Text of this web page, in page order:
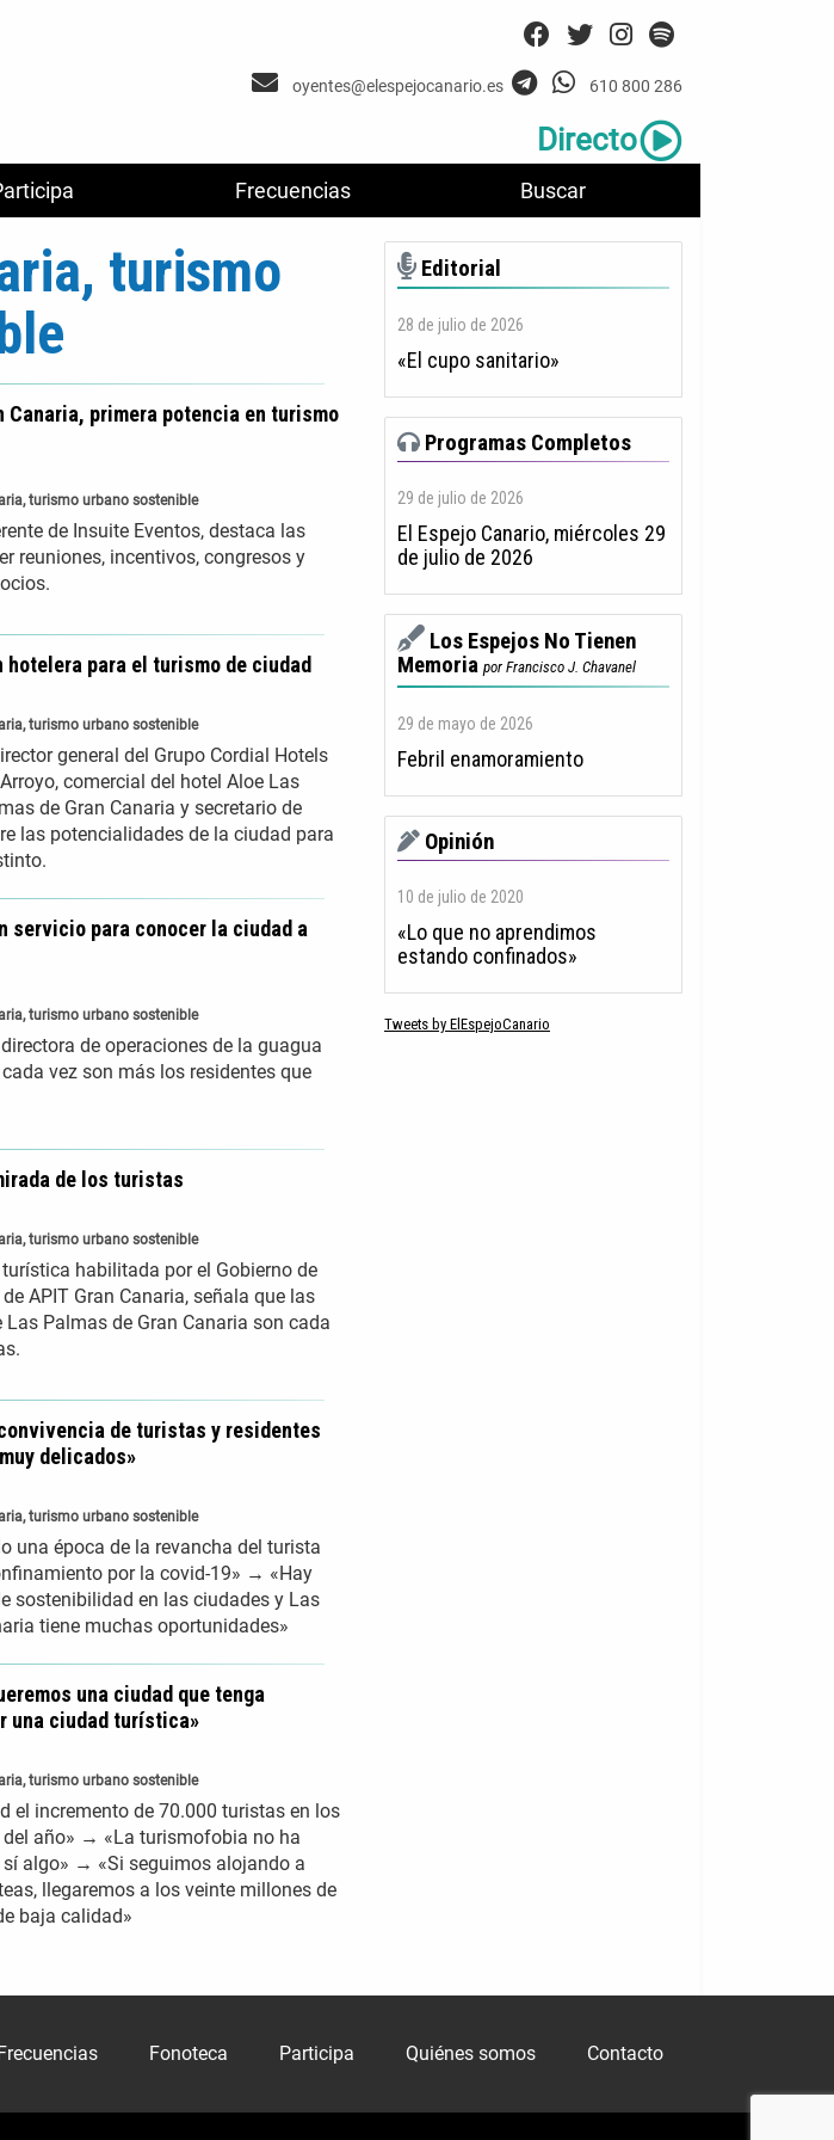
Frecuencias Buscar
oyentes@elespejocanario.es 610 800 286
Directo
turismo
turismo urbano sostenible
Canaria, primera potencia en turismo
de Insuite Eventos, destaca las
reuniones, incentivos, congresos y
turismo urbano sostenible
hotelera para el turismo de ciudad
general del Grupo Cordial Hotels
comercial del hotel Aloe Las
de Gran Canaria y secretario de
las potencialidades de la ciudad para
turismo urbano sostenible
servicio para conocer la ciudad a
de operaciones de la guagua
vez son más los residentes que
turismo urbano sostenible
de los turistas
habilitada por el Gobierno de
APIT Gran Canaria, señala que las
Palmas de Gran Canaria son cada
turismo urbano sostenible
de turistas y residentes
delicados»
una época de la revancha del turista
por la covid-19» → «Hay
sostenibilidad en las ciudades y Las
tiene muchas oportunidades»
turismo urbano sostenible
una ciudad que tenga
una ciudad turística»
el incremento de 70.000 turistas en los
del año» → «La turismofobia no ha
sí algo» → «Si seguimos alojando a
llegaremos a los veinte millones de
baja calidad»
Editorial
28 de julio de 2026
«El cupo sanitario»
Programas Completos
29 de julio de 2026
El Espejo Canario, miércoles 29
de julio de 2026
Los Espejos No Tienen
Memoria por Francisco J. Chavanel
29 de mayo de 2026
Febril enamoramiento
Opinión
10 de julio de 2020
«Lo que no aprendimos
estando confinados»
Tweets by ElEspejoCanario
Fonoteca Participa Quiénes somos Contacto